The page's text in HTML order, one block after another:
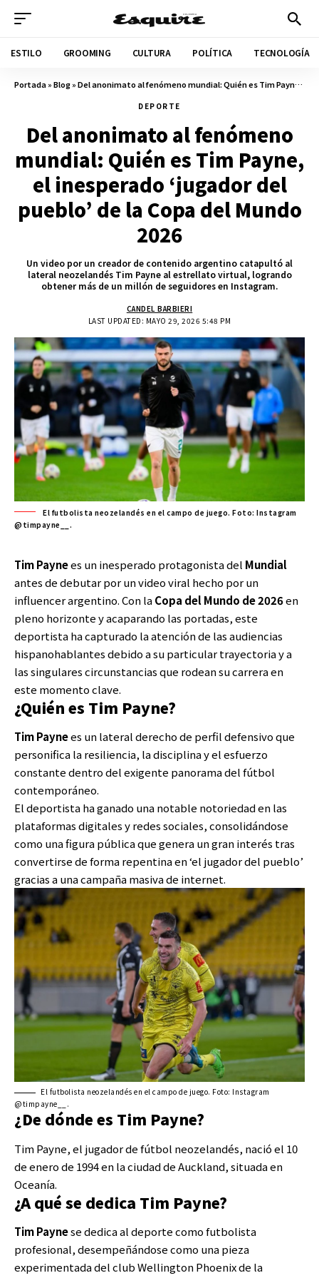
ESTILO GROOMING CULTURA POLÍTICA TECNOLOGÍA
Portada»Blog»Del anonimato al fenómeno mundial: Quién es Tim Payne, el inesperado ‘jugador del pueblo’ de la Copa del Mundo 2026
DEPORTE
Del anonimato al fenómeno
mundial: Quién es Tim Payne,
el inesperado ‘jugador del
pueblo’ de la Copa del Mundo
2026
Un video por un creador de contenido argentino catapultó al
lateral neozelandés Tim Payne al estrellato virtual, logrando
obtener más de un millón de seguidores en Instagram.
LAST UPDATED: MAYO 29, 2026 5:48 PM
CANDEL BARBIERI
El futbolista neozelandés en el campo de juego. Foto: Instagram
@timpayne__.
Tim Paynees un inesperado protagonista del Mundial
antes de debutar por un video viral hecho por un
influencer argentino. Con laCopa del Mundo de 2026en
pleno horizonte y acaparando las portadas, este
deportista ha capturado la atención de las audiencias
hispanohablantes debido a su particular trayectoria y a
las singulares circunstancias que rodean su carrera en
este momento clave.
¿Quién es Tim Payne?
Tim Paynees un lateral derecho de perfil defensivo que
personifica la resiliencia, la disciplina y el esfuerzo
constante dentro del exigente panorama del fútbol
contemporáneo.
El deportista ha ganado una notable notoriedad en las
plataformas digitales y redes sociales, consolidándose
como una figura pública que genera un gran interés tras
convertirse de forma repentina en ‘el jugador del pueblo’
gracias a una campaña masiva de internet.
El futbolista neozelandés en el campo de juego. Foto: Instagram
@timpayne__.
¿De dónde es Tim Payne?
Tim Payne, el jugador de fútbol neozelandés, nació el 10
de enero de 1994 en la ciudad de Auckland, situada en
Oceanía.
¿A qué se dedica Tim Payne?
Tim Paynese dedica al deporte como futbolista
profesional, desempeñándose como una pieza
experimentada del club Wellington Phoenix de la